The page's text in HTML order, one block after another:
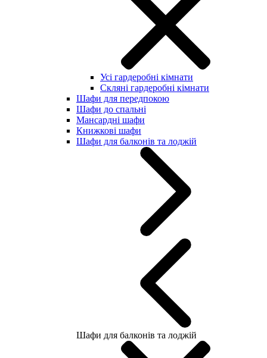
Усі гардеробні кімнати
Скляні гардеробні кімнати
Шафи для передпокою
Шафи до спальні
Мансардні шафи
Книжкові шафи
Шафи для балконів та лоджій
Шафи для балконів та лоджій